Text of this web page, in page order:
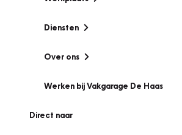
Diensten
Over ons
Werken bij Vakgarage De Haas
Direct naar